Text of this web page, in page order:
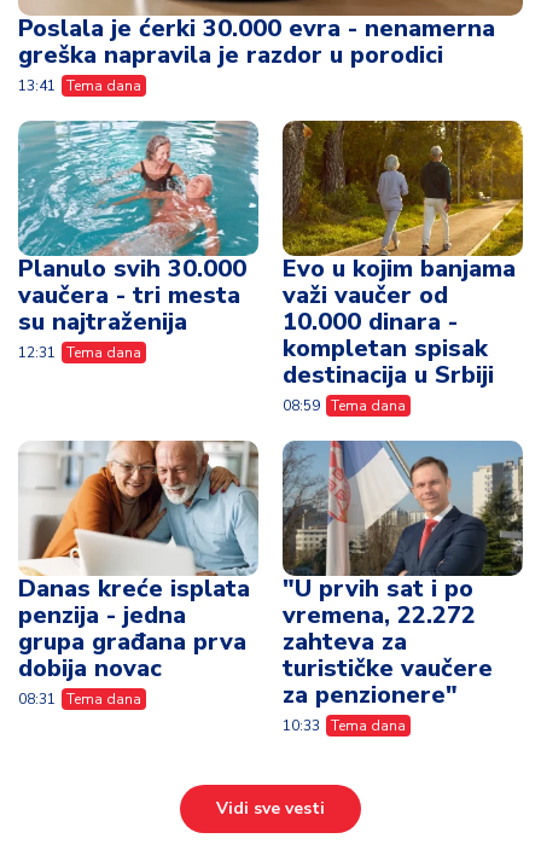
Poslala je ćerki 30.000 evra - nenamerna
greška napravila je razdor u porodici
13:41 Tema dana
Planulo svih 30.000
vaučera - tri mesta
su najtraženija
12:31 Tema dana
Evo u kojim banjama
važi vaučer od
10.000 dinara -
kompletan spisak
destinacija u Srbiji
08:59 Tema dana
Danas kreće isplata
penzija - jedna
grupa građana prva
dobija novac
08:31 Tema dana
"U prvih sat i po
vremena, 22.272
zahteva za
turističke vaučere
za penzionere"
10:33 Tema dana
Vidi sve vesti